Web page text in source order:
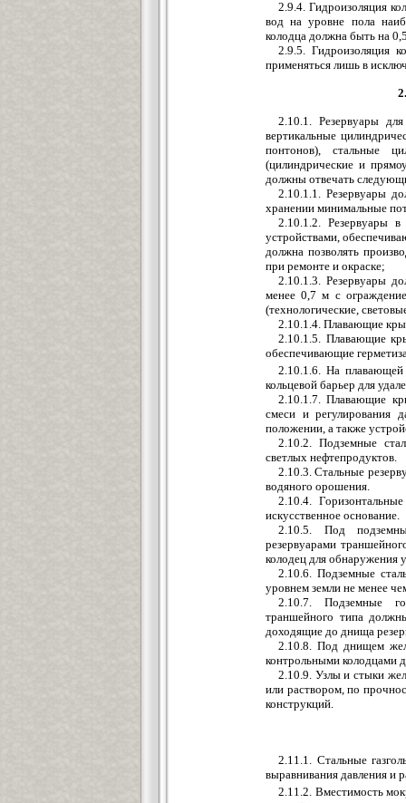
2.9.4. Гидроизоляция
вод на уровне пола
колодца должна быть на
2.9.5. Гидроизоляция
применяться лишь в
2.10.1. Резервуары
вертикальные
понтонов), стальные
(цилиндрические и
должны отвечать
2.10.1.1. Резервуары
хранении минимальные
2.10.1.2. Резервуары
устройствами,
должна позволять
при ремонте и окраске;
2.10.1.3. Резервуары
менее 0,7 м с
(технологические,
2.10.1.4. Плавающие
2.10.1.5. Плавающие
обеспечивающие
2.10.1.6. На
кольцевой барьер для
2.10.1.7. Плавающие
смеси и регулирования
положении, а также
2.10.2. Подземные
светлых нефтепродуктов.
2.10.3. Стальные
водяного орошения.
2.10.4.
искусственное основание.
2.10.5. Под
резервуарами
колодец для обнаружения
2.10.6. Подземные
уровнем земли не менее
2.10.7. Подземные
траншейного типа
доходящие до днища
2.10.8. Под днищем
контрольными колодцами
2.10.9. Узлы и стыки
или раствором, по
конструкций.
2.11.1. Стальные
выравнивания давления и
2.11.2. Вместимость